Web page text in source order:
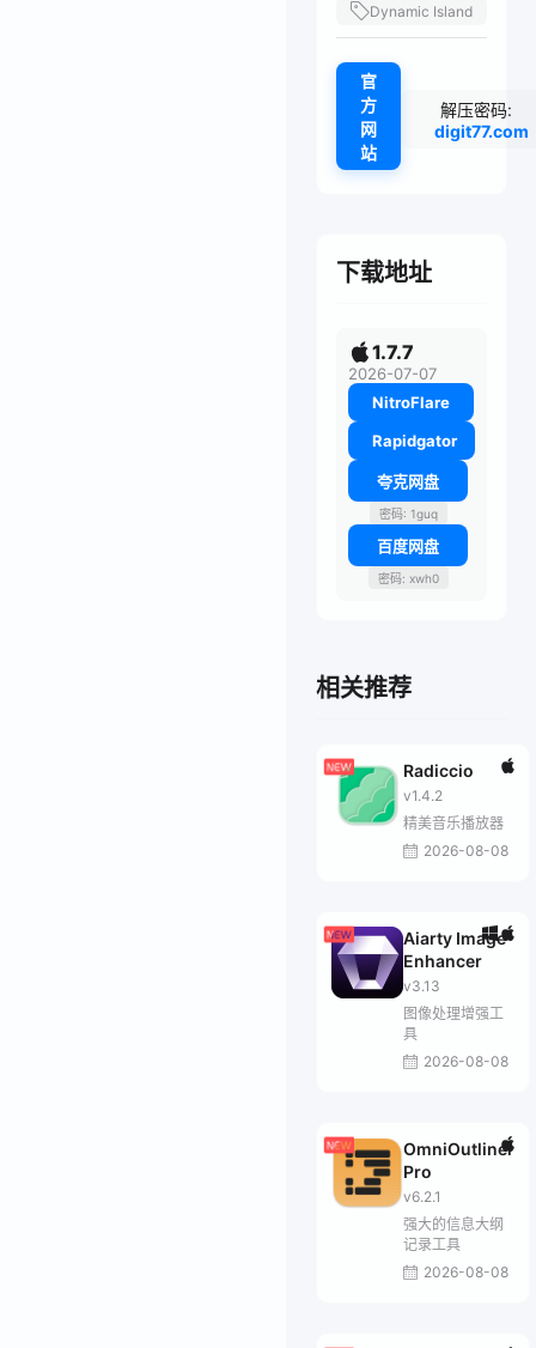
Dynamic Island
官
方
网
站
解压密码:
digit77.com
下载地址
1.7.7
2026-07-07
NitroFlare
Rapidgator
夸克网盘
密码: 1guq
百度网盘
密码: xwh0
相关推荐
Radiccio
v1.4.2
精美音乐播放器
2026-08-08
Aiarty Image
Enhancer
v3.13
图像处理增强工
具
2026-08-08
OmniOutliner
Pro
v6.2.1
强大的信息大纲
记录工具
2026-08-08